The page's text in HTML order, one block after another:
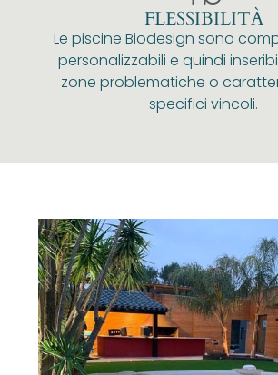
FLESSIBILITÀ
Le piscine Biodesign sono
personalizzabili e quindi
zone problematiche o
specifici vincoli.